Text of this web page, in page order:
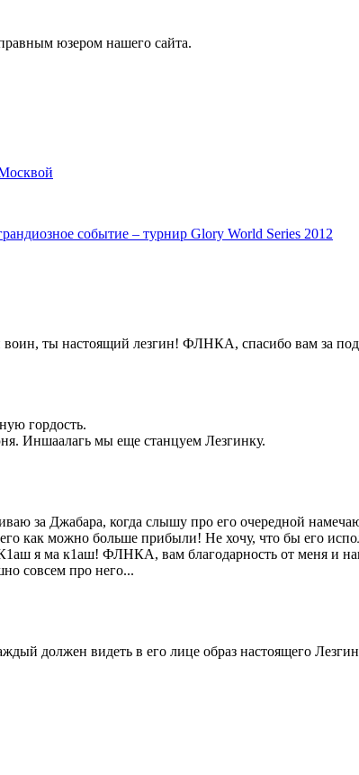
юзером нашего сайта.
событие – турнир Glory World Series 2012
ты настоящий лезгин! ФЛНКА, спасибо вам за
гордость.
Иншаалагь мы еще станцуем Лезгинку.
за Джабара, когда слышу про его очередной
как можно больше прибыли! Не хочу, что бы его
я ма к1аш! ФЛНКА, вам благодарность от меня и
совсем про него...
должен видеть в его лице образ настоящего